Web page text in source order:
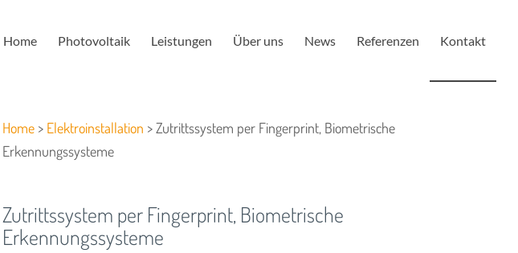
Home Photovoltaik Leistungen Über uns News Referenzen Kontakt
Home > Elektroinstallation > Zutrittssystem per Fingerprint, Biometrische
Erkennungssysteme
Zutrittssystem per Fingerprint, Biometrische
Erkennungssysteme